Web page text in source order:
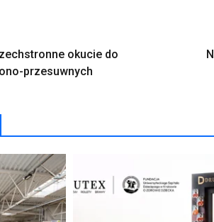
okucie do
przesuwnych